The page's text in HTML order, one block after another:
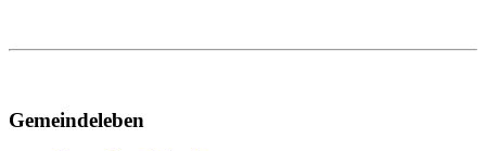
Gemeindeleben